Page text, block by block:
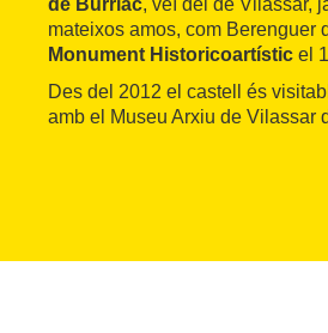
de Burriac, veí del de Vilassar,
mateixos amos, com Berenguer
Monument Historicoartístic el
Des del 2012 el castell és
amb el Museu Arxiu de Vilassar